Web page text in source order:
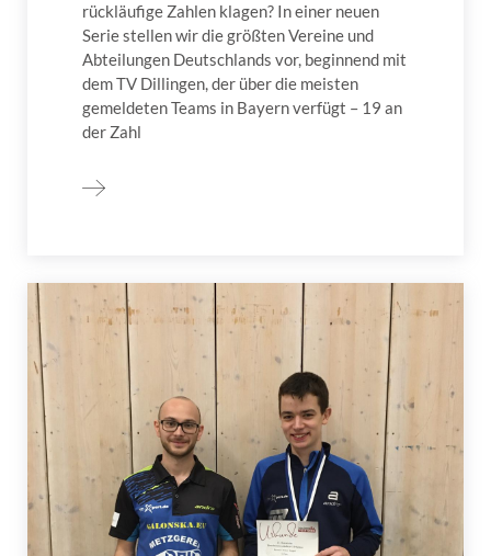
rückläufige Zahlen klagen? In einer neuen
Serie stellen wir die größten Vereine und
Abteilungen Deutschlands vor, beginnend mit
dem TV Dillingen, der über die meisten
gemeldeten Teams in Bayern verfügt – 19 an
der Zahl